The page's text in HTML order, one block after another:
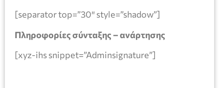
[separator top=”30″ style=”shadow”]
Πληροφορίες σύνταξης – ανάρτησης
[xyz-ihs snippet=”Adminsignature”]